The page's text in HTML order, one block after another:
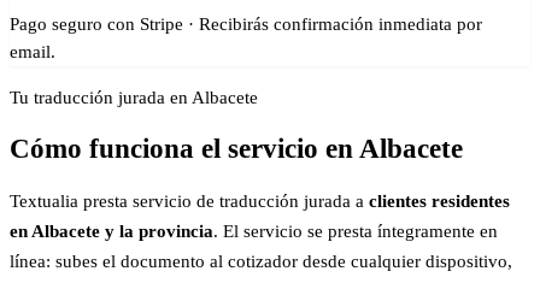
Pago seguro con Stripe · Recibirás confirmación inmediata por
email.
Tu traducción jurada en Albacete
Cómo funciona el servicio en Albacete
Textualia presta servicio de traducción jurada a clientes residentes
en Albacete y la provincia. El servicio se presta íntegramente en
línea: subes el documento al cotizador desde cualquier dispositivo,